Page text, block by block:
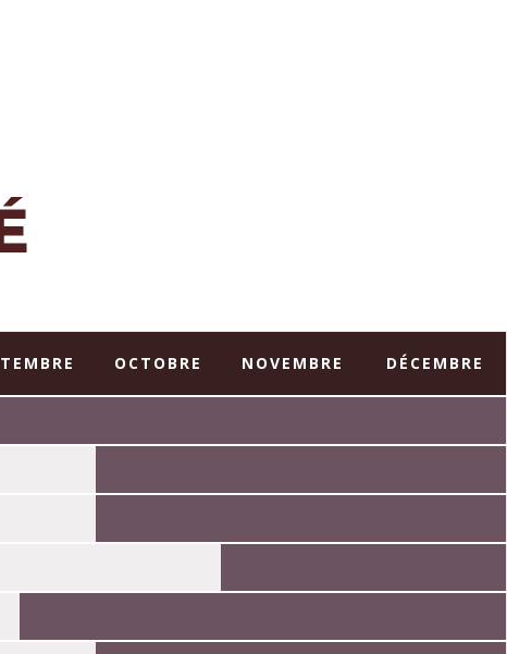
OCTOBRE NOVEMBRE DÉCEMBRE